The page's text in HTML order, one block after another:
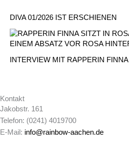
DIVA 01/2026 IST ERSCHIENEN
INTERVIEW MIT RAPPERIN FINNA
Kontakt
Jakobstr. 161
Telefon: (0241) 4019700
E-Mail: info@rainbow-aachen.de